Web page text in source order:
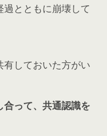
とともに崩壊して
しておいた方がい
って、共通認識を